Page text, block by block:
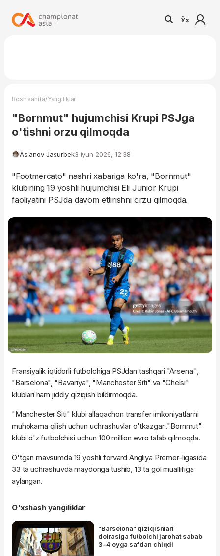
Ўз
Bosh sahifa/Yangiliklar
"Bornmut" hujumchisi Krupi PSJga
o'tishni orzu qilmoqda
Aslanov Jasurbek3 iyun 2026, 12:38
"Footmercato" nashri xabariga ko'ra, "Bornmut"
klubining 19 yoshli hujumchisi Eli Junior Krupi
faoliyatini PSJda davom ettirishni orzu qilmoqda.
Fransiyalik iqtidorli futbolchiga PSJdan tashqari "Arsenal",
"Barselona", "Bavariya", "Manchester Siti" va "Chelsi"
klublari ham jiddiy qiziqish bildirmoqda.
"Manchester Siti" klubi allaqachon transfer imkoniyatlarini
muhokama qilish uchun uchrashuvlar o'tkazgan."Bornmut"
klubi o'z futbolchisi uchun 100 million evro talab qilmoqda.
O'tgan mavsumda 19 yoshli forvard Angliya Premer-ligasida
33 ta uchrashuvda maydonga tushib, 13 ta gol muallifiga
aylangan.
O'xshash yangiliklar
"Barselona" qiziqishlari
doirasiga futbolchi jarohat sabab
3–4 oyga safdan chiqdi